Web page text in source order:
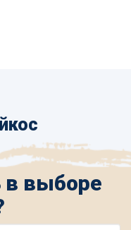
выборе